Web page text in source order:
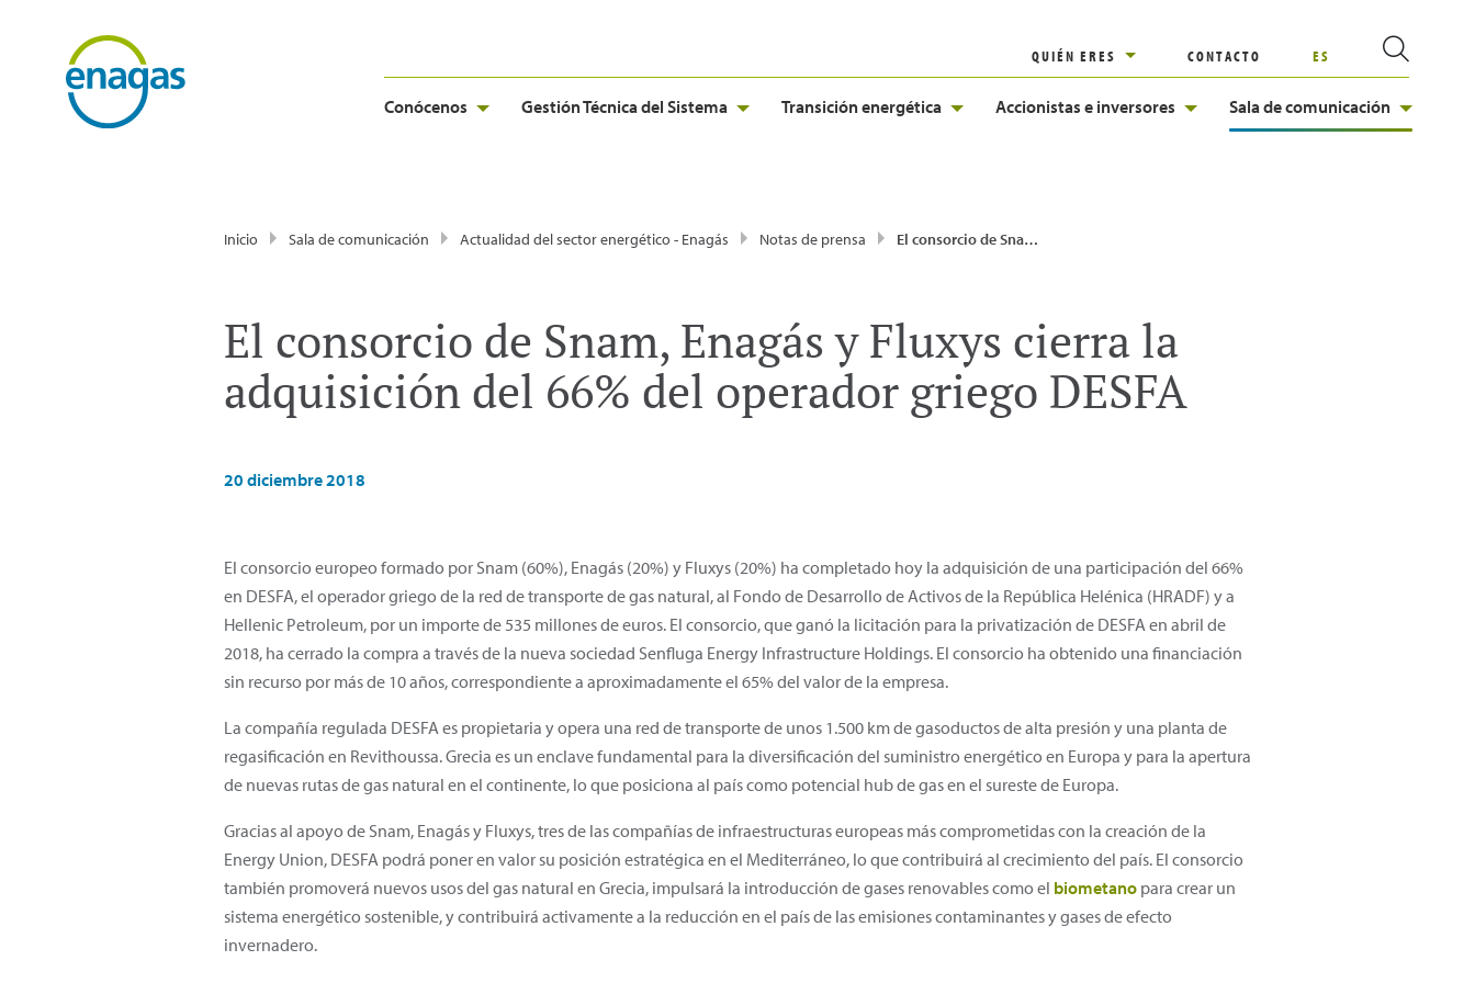
QUIÉN ERES CONTACTO ES
Conócenos Gestión Técnica del Sistema Transición energética Accionistas e inversores Sala de comunicación
Inicio Sala de comunicación Actualidad del sector energético - Enagás Notas de prensa El consorcio de Snam, Enagás y Fluxys cierra la adquisición del 66% del operador griego DESFA
El consorcio de Snam, Enagás y Fluxys cierra la
adquisición del 66% del operador griego DESFA
20 diciembre 2018
El consorcio europeo formado por Snam (60%), Enagás (20%) y Fluxys (20%) ha completado hoy la adquisición de una participación del 66%
en DESFA, el operador griego de la red de transporte de gas natural, al Fondo de Desarrollo de Activos de la República Helénica (HRADF) y a
Hellenic Petroleum, por un importe de 535 millones de euros. El consorcio, que ganó la licitación para la privatización de DESFA en abril de
2018, ha cerrado la compra a través de la nueva sociedad Senfluga Energy Infrastructure Holdings. El consorcio ha obtenido una financiación
sin recurso por más de 10 años, correspondiente a aproximadamente el 65% del valor de la empresa.
La compañía regulada DESFA es propietaria y opera una red de transporte de unos 1.500 km de gasoductos de alta presión y una planta de
regasificación en Revithoussa. Grecia es un enclave fundamental para la diversificación del suministro energético en Europa y para la apertura
de nuevas rutas de gas natural en el continente, lo que posiciona al país como potencial hub de gas en el sureste de Europa.
Gracias al apoyo de Snam, Enagás y Fluxys, tres de las compañías de infraestructuras europeas más comprometidas con la creación de la
Energy Union, DESFA podrá poner en valor su posición estratégica en el Mediterráneo, lo que contribuirá al crecimiento del país. El consorcio
también promoverá nuevos usos del gas natural en Grecia, impulsará la introducción de gases renovables como el biometano para crear un
sistema energético sostenible, y contribuirá activamente a la reducción en el país de las emisiones contaminantes y gases de efecto
invernadero.